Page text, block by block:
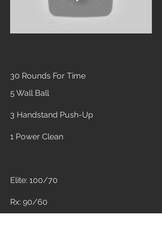
30 Rounds For Time
5 Wall Ball
3 Handstand Push-Up
1 Power Clean
Elite: 100/70
Rx: 90/60